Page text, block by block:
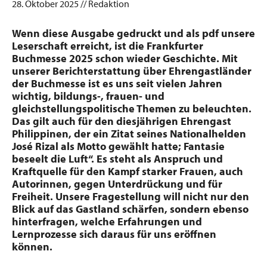
28. Oktober 2025 // Redaktion
Wenn diese Ausgabe gedruckt und als pdf unsere
­Leserschaft erreicht, ist die Frankfurter
Buchmesse 2025 schon wieder Geschichte. Mit
unserer Berichterstattung über Ehrengastländer
der Buchmesse ist es uns seit vielen Jahren
wichtig, bildungs-, frauen- und
gleichstellungspolitische Themen zu beleuchten.
Das gilt auch für den diesjährigen Ehrengast
Philippinen, der ein Zitat seines Nationalhelden
José Rizal als Motto gewählt hatte; Fantasie
beseelt die Luft“. Es steht als Anspruch und
Kraftquelle für den Kampf starker Frauen, auch
Autorinnen, gegen Unterdrückung und für
Freiheit. Unsere Fragestellung will nicht nur den
Blick auf das Gastland schärfen, sondern ebenso
hinterfragen, welche Erfahrungen und
Lernprozesse sich daraus für uns eröffnen
können.